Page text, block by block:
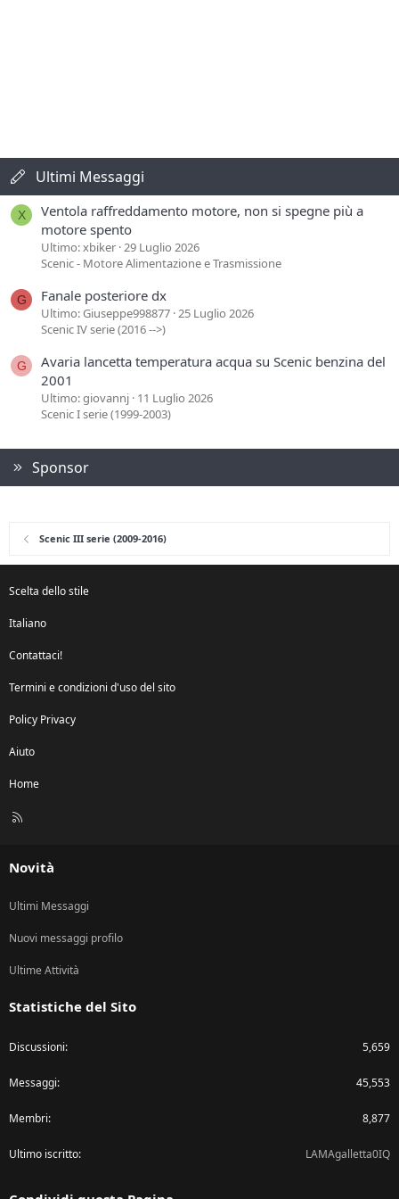
Ultimi Messaggi
X
Ventola raffreddamento motore, non si spegne più a
motore spento
Ultimo: xbiker 29 Luglio 2026
Scenic - Motore Alimentazione e Trasmissione
G Fanale posteriore dx
Ultimo: Giuseppe998877 25 Luglio 2026
Scenic IV serie (2016 -->)
G
Avaria lancetta temperatura acqua su Scenic benzina del
2001
Ultimo: giovannj 11 Luglio 2026
Scenic I serie (1999-2003)
Sponsor
Scenic III serie (2009-2016)
Scelta dello stile
Italiano
Contattaci!
Termini e condizioni d'uso del sito
Policy Privacy
Aiuto
Home
R
Novità
Ultimi Messaggi
Nuovi messaggi profilo
Ultime Attività
Statistiche del Sito
Discussioni 5,659
Messaggi 45,553
Membri 8,877
Ultimo iscritto LAMAgalletta0IQ